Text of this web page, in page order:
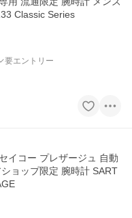
Classic Series
要エントリー
イコー プレザージュ 自動
ョップ限定 腕時計 SART